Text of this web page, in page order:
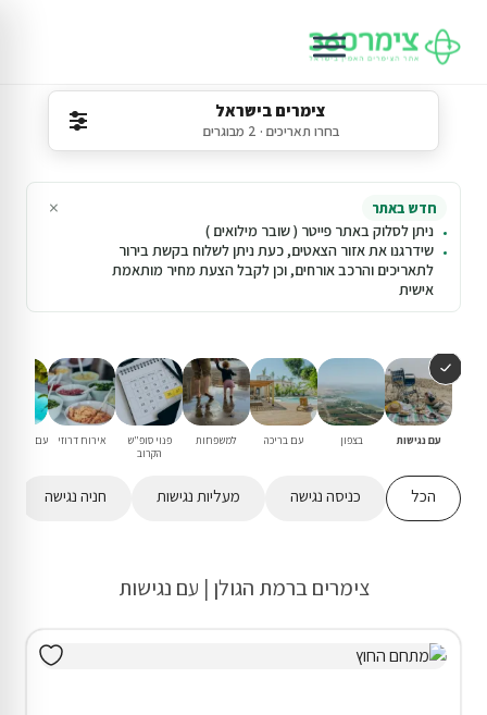
צימרים בישראל
בחרו תאריכים · 2 מבוגרים
חדש באתר
ניתן לסלוק באתר פייטר ( שובר מילואים )
שידרגנו את אזור הצאטים, כעת ניתן לשלוח בקשת בירור
לתאריכים והרכב אורחים, וכן לקבל הצעת מחיר מותאמת
אישית
×
עם נגישות בצפון עם בריכה למשפחות
פנוי סופ"ש
הקרוב
אירוח דרוזי עם בריכה
הכל כניסה נגישה מעליות נגישות חניה נגישה
צימרים ברמת הגולן | עם נגישות